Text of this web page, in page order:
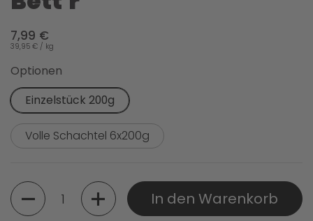
7,99 €
39,95 € / kg
Optionen
Einzelstück 200g
Volle Schachtel 6x200g
Menge
In den Warenkorb